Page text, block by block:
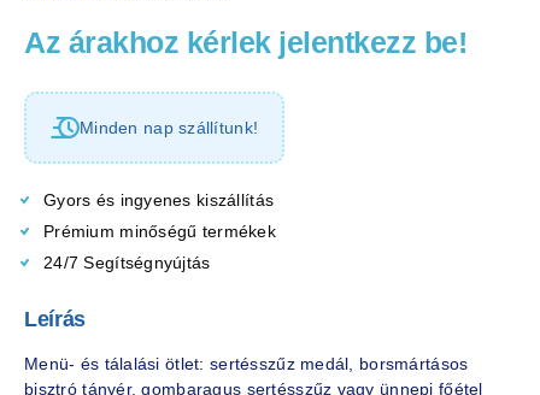
Az árakhoz kérlek jelentkezz be!
Minden nap szállítunk!
Gyors és ingyenes kiszállítás
Prémium minőségű termékek
24/7 Segítségnyújtás
Leírás
Menü- és tálalási ötlet: sertésszűz medál, borsmártásos
bisztró tányér, gombaragus sertésszűz vagy ünnepi főétel